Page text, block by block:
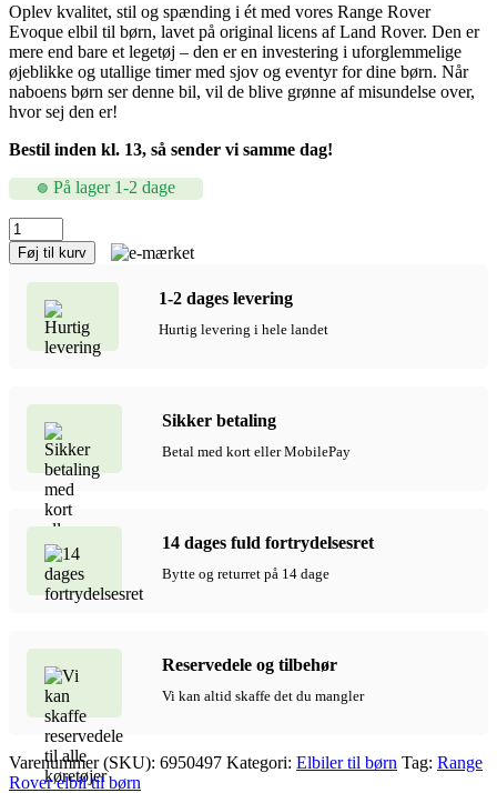
Oplev kvalitet, stil og spænding i ét med vores Range Rover
Evoque elbil til børn, lavet på original licens af Land Rover. Den er
mere end bare et legetøj – den er en investering i uforglemmelige
øjeblikke og utallige timer med sjov og eventyr for dine børn. Når
naboens børn ser denne bil, vil de blive grønne af misundelse over,
hvor sej den er!
Bestil inden kl. 13, så sender vi samme dag!
På lager 1-2 dage
Range
Rover
Evoque
4x12V
EVA-
gummihjul,
Føj til kurv
1-2 dages levering
Hurtig levering i hele landet
Sikker betaling
Betal med kort eller MobilePay
14 dages fuld fortrydelsesret
Bytte og returret på 14 dage
Reservedele og tilbehør
Vi kan altid skaffe det du mangler
Varenummer (SKU): 6950497 Kategori: Elbiler til børn Tag: Range
Rover elbil til børn